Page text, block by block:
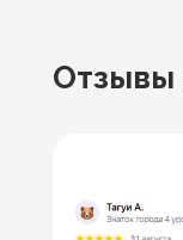
Отзывы